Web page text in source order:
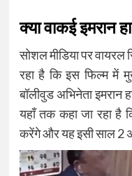
क्या वाकई इमरान
सोशल मीडिया पर वायरल
रहा है कि इस फिल्म में
बॉलीवुड अभिनेता इमरान
यहाँ तक कहा जा रहा है
करेंगे और यह इसी साल 2